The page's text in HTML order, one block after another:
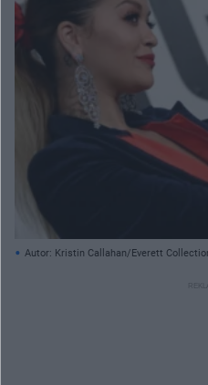
Autor: Kristin Callahan/Everett